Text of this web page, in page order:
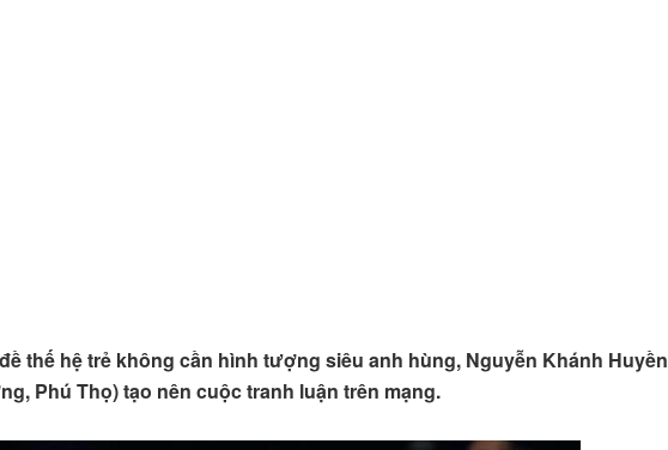
thế hệ trẻ không cần hình tượng siêu anh hùng, Nguyễn Khánh Huyền
Phú Thọ) tạo nên cuộc tranh luận trên mạng.